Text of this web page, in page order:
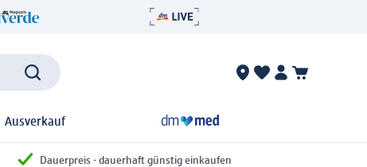
Ausverkauf
Dauerpreis - dauerhaft günstig einkaufen